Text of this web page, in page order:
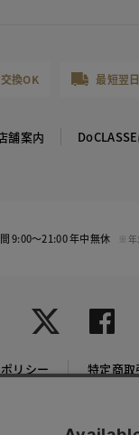
換OK 最短翌
舗案内
9:00～21:00 年中無休 ※年
リシー 特定商